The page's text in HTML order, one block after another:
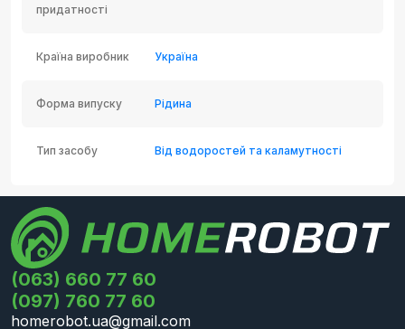
придатності
Країна виробник Україна
Форма випуску Рідина
Тип засобу Від водоростей та каламутності
(063) 660 77 60
(097) 760 77 60
homerobot.ua@gmail.com